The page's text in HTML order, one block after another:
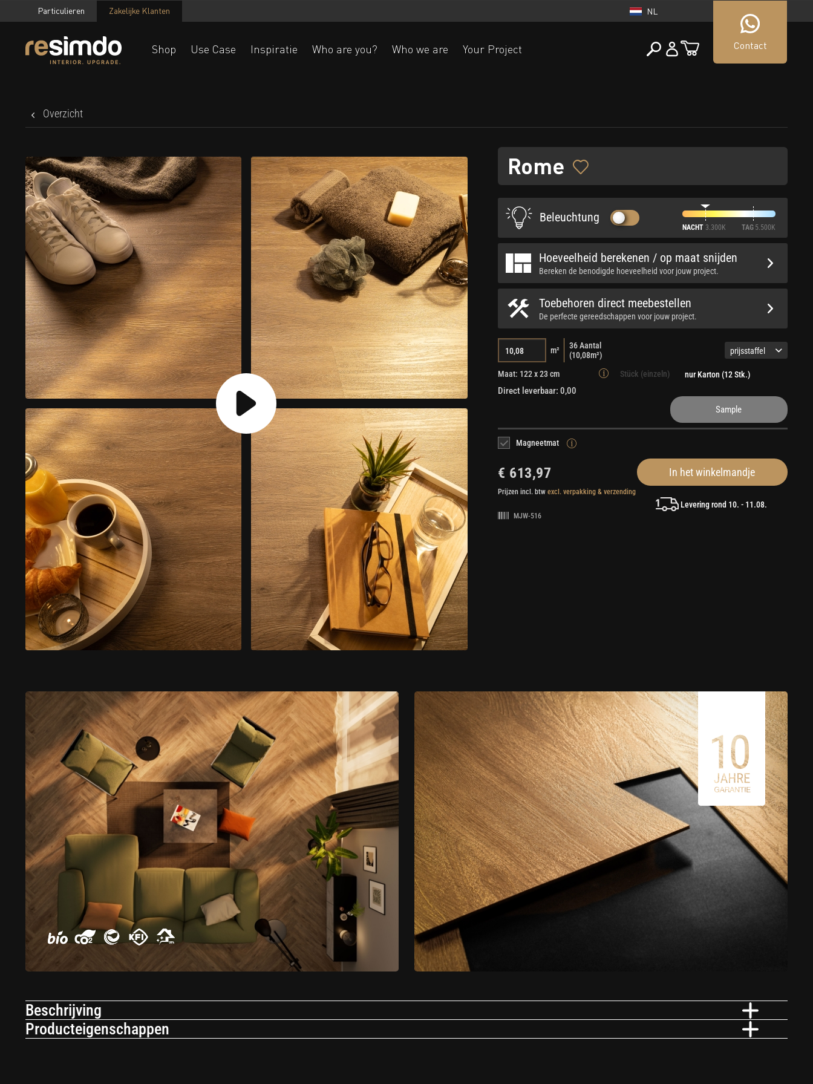
Particulieren Zakelijke Klanten NL
Contact
Shop Use Case Inspiratie Who are you? Who we are Your Project
Overzicht
Rome
Beleuchtung
NACHT 3.300K TAG 5.500K
Hoeveelheid berekenen / op maat snijden
Bereken de benodigde hoeveelheid voor jouw project.
Toebehoren direct meebestellen
De perfecte gereedschappen voor jouw project.
m² 36Aantal
(10,08m²) prijsstaffel
Maat: 122 x 23 cm Stück (einzeln) nur Karton (12 Stk.)
Direct leverbaar: 0,00
Sample
Magneetmat
€ 613,97 In het winkelmandje
Prijzen incl. btwexcl. verpakking & verzending
MJW-516
Levering rond 10. - 11.08.
Beschrijving
Nieuw gevoel van ruimte met een magnetische PVC vloer
Producteigenschappen